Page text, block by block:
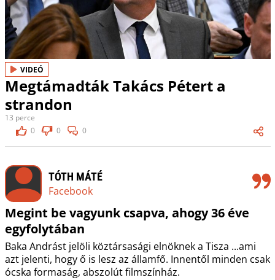
VIDEÓ
Megtámadták Takács Pétert a
strandon
13 perce
0
0 0
TÓTH MÁTÉ
Facebook
Megint be vagyunk csapva, ahogy 36 éve
egyfolytában
Baka Andrást jelöli köztársasági elnöknek a Tisza ...ami
azt jelenti, hogy ő is lesz az államfő. Innentől minden csak
ócska formaság, abszolút filmszínház.